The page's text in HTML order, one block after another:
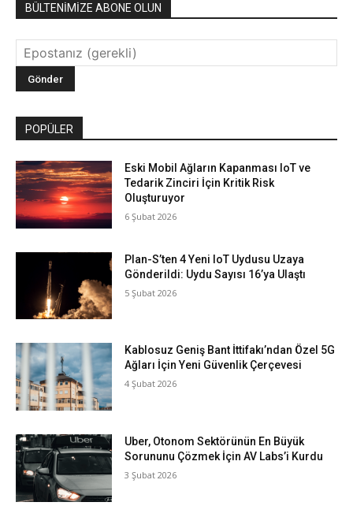
BÜLTENİMİZE ABONE OLUN
POPÜLER
Eski Mobil Ağların Kapanması IoT ve
Tedarik Zinciri İçin Kritik Risk
Oluşturuyor
6 Şubat 2026
Plan-S’ten 4 Yeni IoT Uydusu Uzaya
Gönderildi: Uydu Sayısı 16’ya Ulaştı
5 Şubat 2026
Kablosuz Geniş Bant İttifakı’ndan Özel 5G
Ağları İçin Yeni Güvenlik Çerçevesi
4 Şubat 2026
Uber, Otonom Sektörünün En Büyük
Sorununu Çözmek İçin AV Labs’i Kurdu
3 Şubat 2026